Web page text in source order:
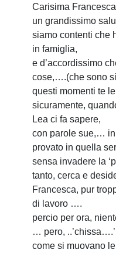
Carisima
un grandissimo
siamo contenti che
in famiglia,
e d’accordissimo
cose,….(che sono
questi momenti te
sicuramente,
Lea ci fa sapere,
con parole sue,…
provato in quella
sensa invadere la
tanto, cerca e
Francesca, pur
di lavoro ….
percio per ora,
… pero, ..’chissa….’
come si muovano